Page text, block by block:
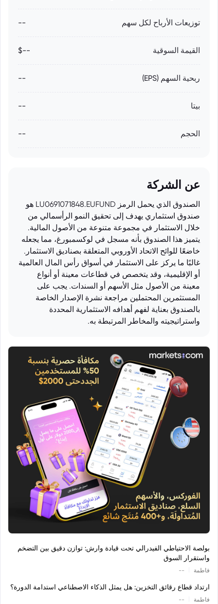
توزيعات الأرباح لكل سهم --
القيمة السوقية --$
ربحية السهم (EPS) --
بيتا --
الحجم --
عن الشركة
الصندوق الذي يحمل الرمز LU0691071848.EUFUND هو
صندوق استثماري يهدف إلى تحقيق النمو الرأسمالي من
خلال الاستثمار في مجموعة متنوعة من الأصول المالية.
يتميز هذا الصندوق بأنه مسجل في لوكسمبورغ، مما يجعله
خاضعًا للوائح الاتحاد الأوروبي المتعلقة بصناديق الاستثمار.
غالبًا ما يركز على الاستثمار في أسواق رأس المال العالمية
أو الإقليمية، وقد يتخصص في قطاعات معينة أو أنواع
معينة من الأصول مثل الأسهم أو السندات. يجب على
المستثمرين المحتملين مراجعة نشرة الإصدار الخاصة
بالصندوق بعناية لفهم أهدافه الاستثمارية المحددة
واستراتيجيته والمخاطر المرتبطة به.
بولصة الاحتياطي الفيدرالي تحت قيادة وارش: توازن دقيق بين التضخم
واستقرار السوق
فاطمة --
ارتداد قطاع رقائق التخزين: هل يمثل الذكاء الاصطناعي استدامة الدورة؟
فاطمة --